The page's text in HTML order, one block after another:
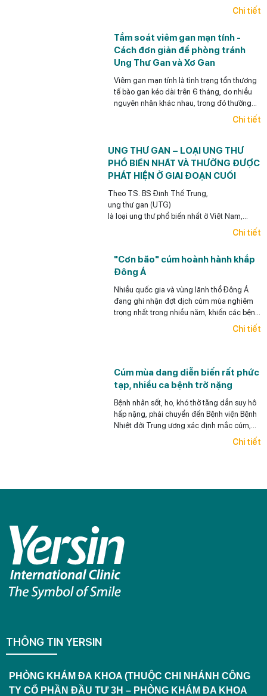
Chi tiết
Tầm soát viêm gan mạn tính -
Cách đơn giản để phòng tránh
Ung Thư Gan và Xơ Gan
Viêm gan mạn tính là tình trạng tổn thương
tế bào gan kéo dài trên 6 tháng, do nhiều
nguyên nhân khác nhau, trong đó thường
gặp nhất là viêm gan siêu vi B mạn tính,
Chi tiết
UNG THƯ GAN – LOẠI UNG THƯ
PHỔ BIẾN NHẤT VÀ THƯỜNG ĐƯỢC
PHÁT HIỆN Ở GIAI ĐOẠN CUỐI
Theo TS. BS Đinh Thế Trung,
ung thư gan (UTG)
là loại ung thư phổ biến nhất ở Việt Nam,
ra UTG cho bệnh nhân),
có thể phát hiện sớm và điều trị hiệu quả
Chi tiết
"Cơn bão" cúm hoành hành khắp
Đông Á
Nhiều quốc gia và vùng lãnh thổ Đông Á
đang ghi nhận đợt dịch cúm mùa nghiêm
trọng nhất trong nhiều năm, khiến các bệnh
Chi tiết
Cúm mùa dang diễn biến rất phức
tạp, nhiều ca bệnh trở nặng
Bệnh nhân sốt, ho, khó thở tăng dần suy hô
hấp nặng, phải chuyển đến Bệnh viện Bệnh
Nhiệt đới Trung ương xác định mắc cúm,
Chi tiết
THÔNG TIN YERSIN
PHÒNG KHÁM ĐA KHOA (THUỘC CHI NHÁNH CÔNG
TY CỔ PHẦN ĐẦU TƯ 3H – PHÒNG KHÁM ĐA KHOA